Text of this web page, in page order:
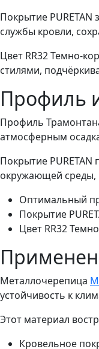
Покрытие
службы кровли,
Цвет RR32 Темно-
стилями,
Профиль
Профиль
атмосферным
Покрытие
окружающей среды,
Оптимальный
Покрытие
Цвет RR32
Металлочерепица
устойчивость к
Этот материал
Кровельное